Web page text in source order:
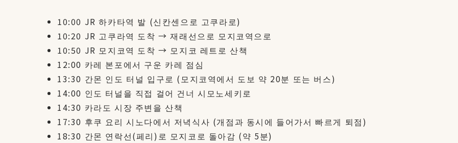
10:00 JR 하카타역 발 (신칸센으로 고쿠라로)
10:20 JR 고쿠라역 도착 → 재래선으로 모지코역으로
10:50 JR 모지코역 도착 → 모지코 레트로 산책
12:00 카레 본포에서 구운 카레 점심
13:30 간몬 인도 터널 입구로 (모지코역에서 도보 약 20분 또는 버스)
14:00 인도 터널을 직접 걸어 건너 시모노세키로
14:30 카라도 시장 주변을 산책
17:30 후쿠 요리 시노다에서 저녁식사 (개점과 동시에 들어가서 빠르게 퇴점)
18:30 간몬 연락선(페리)로 모지코로 돌아감 (약 5분)